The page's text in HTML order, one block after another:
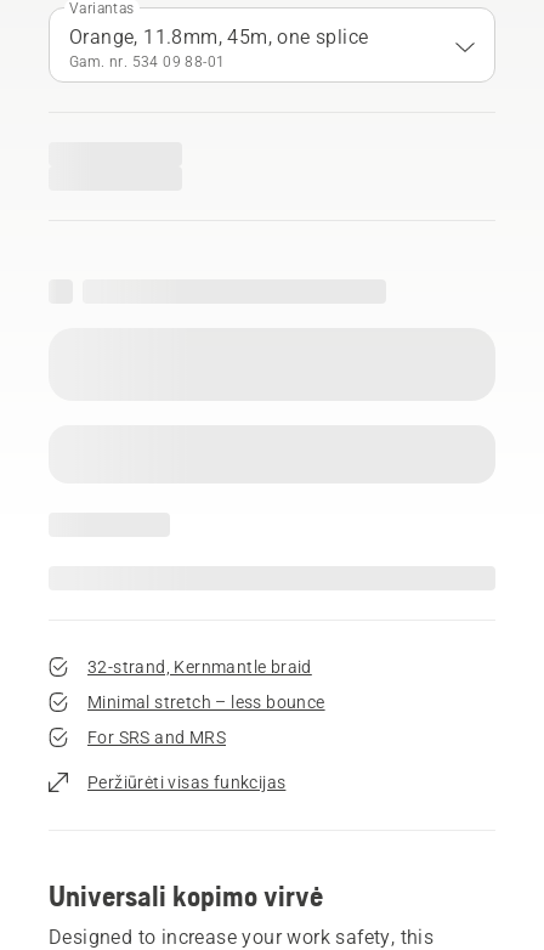
Variantas
Orange, 11.8mm, 45m, one splice
Gam. nr. 534 09 88‑01
32-strand, Kernmantle braid
Minimal stretch – less bounce
For SRS and MRS
Peržiūrėti visas funkcijas
Universali kopimo virvė
Designed to increase your work safety, this